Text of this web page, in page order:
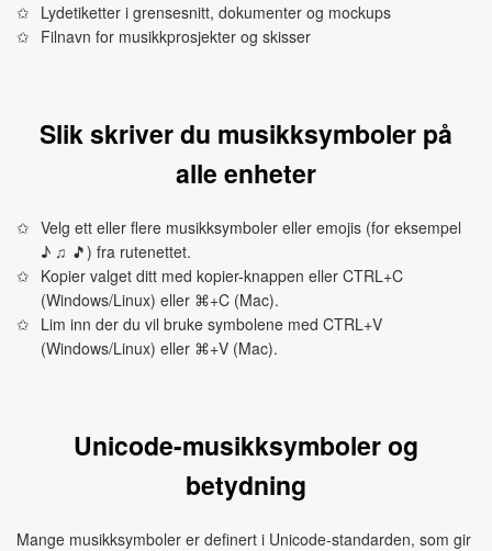
Lydetiketter i grensesnitt, dokumenter og mockups
Filnavn for musikkprosjekter og skisser
Slik skriver du musikksymboler på
alle enheter
Velg ett eller flere musikksymboler eller emojis (for eksempel
♪ ♫ 🎵) fra rutenettet.
Kopier valget ditt med kopier-knappen eller CTRL+C
(Windows/Linux) eller ⌘+C (Mac).
Lim inn der du vil bruke symbolene med CTRL+V
(Windows/Linux) eller ⌘+V (Mac).
Unicode-musikksymboler og
betydning
Mange musikksymboler er definert i Unicode-standarden, som gir